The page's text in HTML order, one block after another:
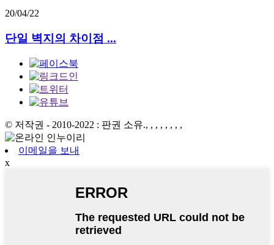
20/04/22
단일 벽지의 차이점 ...
© 저작권 - 2010-2022 : 판권 소유., , , , , , , ,
이메일을 보내
x